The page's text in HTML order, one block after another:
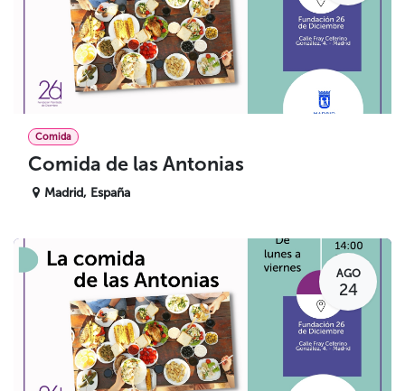
Comida
Comida de las Antonias
Madrid, España
AGO
24